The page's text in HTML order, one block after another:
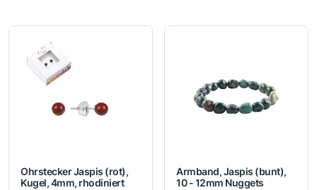
Ohrstecker Jaspis (rot),
Kugel, 4mm, rhodiniert
Armband, Jaspis (bunt),
10 - 12mm Nuggets